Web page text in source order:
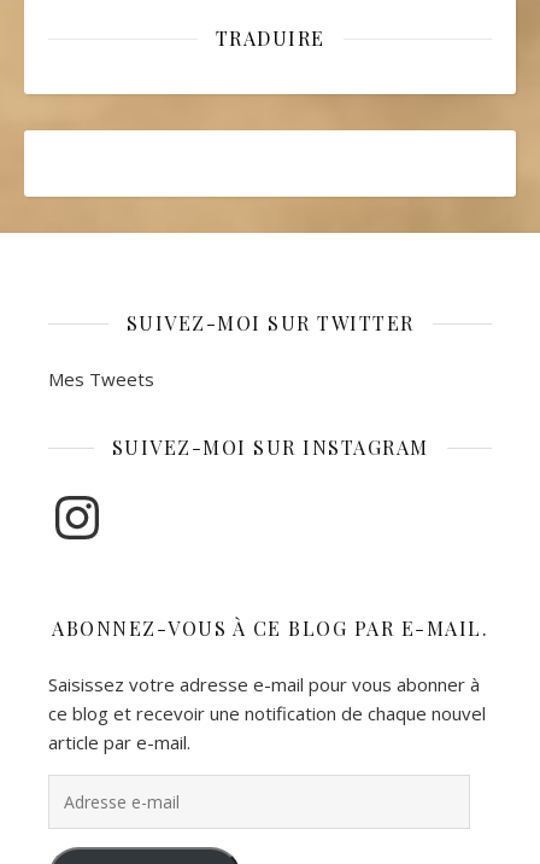
TRADUIRE
SUIVEZ-MOI SUR TWITTER
Mes Tweets
SUIVEZ-MOI SUR INSTAGRAM
Instagram
ABONNEZ-VOUS À CE BLOG PAR E-MAIL.
Saisissez votre adresse e-mail pour vous abonner à
ce blog et recevoir une notification de chaque nouvel
article par e-mail.